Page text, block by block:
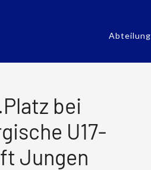
Abteilung
bei
U17-
Jungen